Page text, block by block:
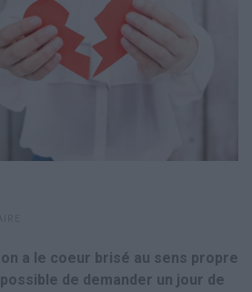
on a le coeur brisé au sens propre
de demander un jour de